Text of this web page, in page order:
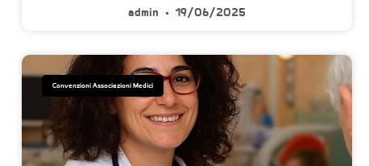
admin 19/06/2025
Convenzioni Associazioni Medici